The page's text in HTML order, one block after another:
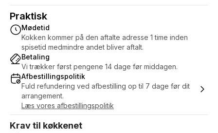
Praktisk
Mødetid
Kokken kommer på den aftalte adresse 1 time inden
spisetid medmindre andet bliver aftalt.
Betaling
Vi trækker først pengene 14 dage før middagen.
Afbestillingspolitik
Fuld refundering ved afbestilling op til 7 dage før dit
arrangement.
Læs vores afbestillingspolitik
Krav til køkkenet